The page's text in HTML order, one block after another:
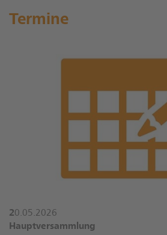
Termine
20.05.2026
Hauptversammlung